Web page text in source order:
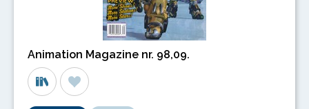
Animation Magazine nr. 98,09.